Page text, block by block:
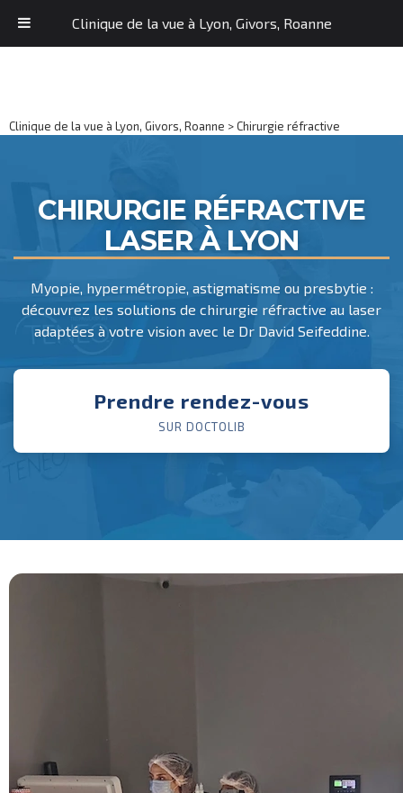
Clinique de la vue à Lyon, Givors, Roanne >Chirurgie réfractive
CHIRURGIE RÉFRACTIVE
LASER À LYON
Myopie, hypermétropie, astigmatisme ou presbytie :
découvrez les solutions de chirurgie réfractive au laser
adaptées à votre vision avec le Dr David Seifeddine.
Prendre rendez-vous
SUR DOCTOLIB
Clinique de la vue à Lyon, Givors, Roanne